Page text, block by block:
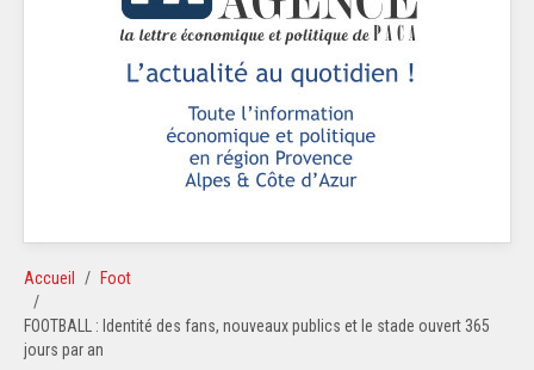
Accueil Foot
FOOTBALL : Identité des fans, nouveaux publics et le stade ouvert 365
jours par an